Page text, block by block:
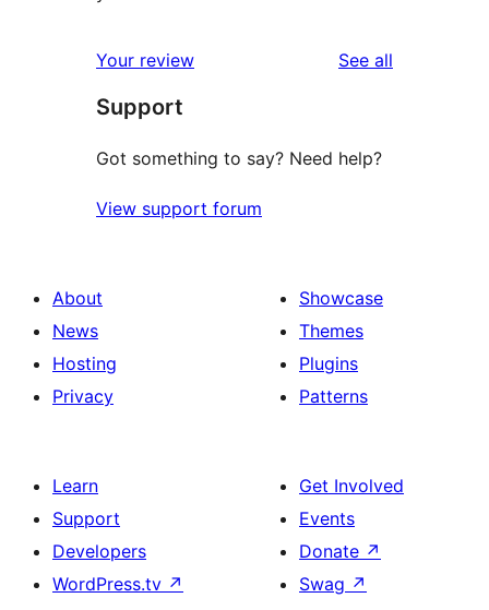
Your review See all
Support
Got something to say? Need help?
View support forum
About
News
Hosting
Privacy
Showcase
Themes
Plugins
Patterns
Learn
Support
Developers
WordPress.tv ↗
Get Involved
Events
Donate ↗
Swag ↗